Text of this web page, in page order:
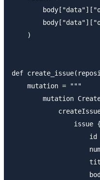
    )
def
    mutation = """
mutation
                issue {
                    id